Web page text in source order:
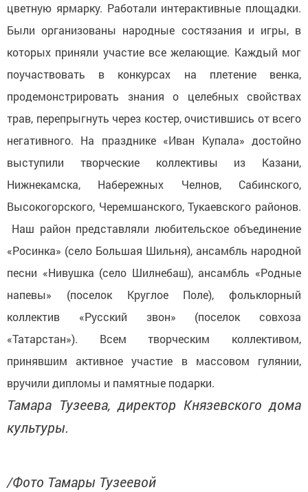
цветную ярмарку. Работали интерактивные площадки.
Были организованы народные состязания и игры, в
которых приняли участие все желающие. Каждый мог
поучаствовать в конкурсах на плетение венка,
продемонстрировать знания о целебных свойствах
трав, перепрыгнуть через костер, очистившись от всего
негативного. На празднике «Иван Купала» достойно
выступили творческие коллективы из Казани,
Нижнекамска, Набережных Челнов, Сабинского,
Высокогорского, Черемшанского, Тукаевского районов.
Наш район представляли любительское объединение
«Росинка» (село Большая Шильня), ансамбль народной
песни «Нивушка (село Шилнебаш), ансамбль «Родные
напевы» (поселок Круглое Поле), фольклорный
коллектив «Русский звон» (поселок совхоза
«Татарстан»). Всем творческим коллективом,
принявшим активное участие в массовом гулянии,
вручили дипломы и памятные подарки.
Тамара Тузеева, директор Князевского дома
культуры.
/Фото Тамары Тузеевой